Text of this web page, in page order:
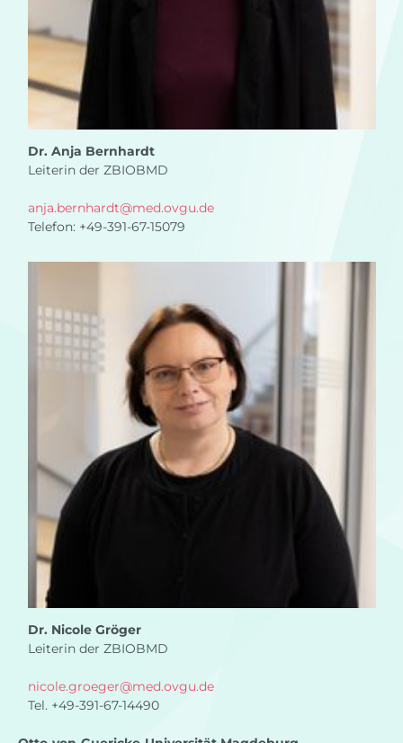
Dr. Anja Bernhardt
Leiterin der ZBIOBMD
anja.bernhardt@med.ovgu.de
Telefon: +49-391-67-15079
Dr. Nicole Gröger
Leiterin der ZBIOBMD
nicole.groeger@med.ovgu.de
Tel. +49-391-67-14490